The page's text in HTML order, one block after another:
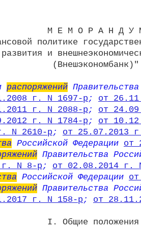
М Е М О Р А Н Д У
политике
и
(Внешэкономбанк)"
распоряжений
г. N 1697-р; от
г. N 2088-р; от
г. N 1784-р; от
N 2610-р; от 25.07.2013
Российской Федерации от
Правительства
г. N 8-р; от 02.08.2014 г.
Российской Федерации
Правительства
г. N 158-р; от
I. Общие положения